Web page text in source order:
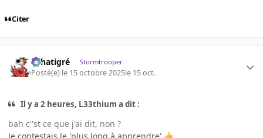
Citer
r.chatigré Stormtrooper
Posté(e) le 15 octobre 2025le 15 oct.
Il y a 2 heures, L33thium a dit :
bah c''st ce que j'ai dit, non ?